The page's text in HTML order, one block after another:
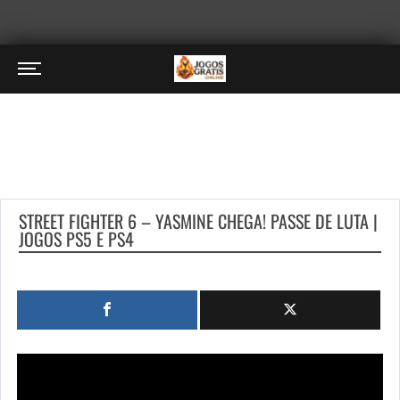
STREET FIGHTER 6 – YASMINE CHEGA! PASSE DE LUTA |
JOGOS PS5 E PS4